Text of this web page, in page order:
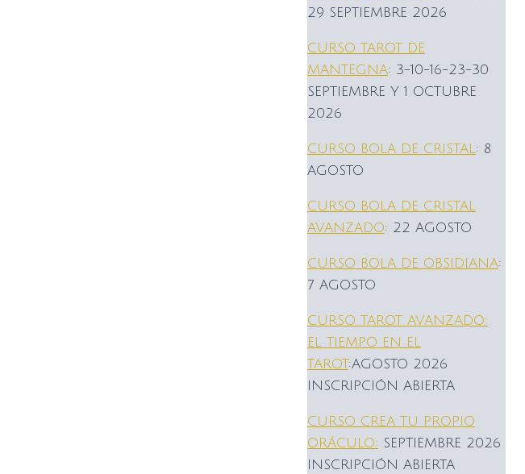
29 SEPTIEMBRE 2026
CURSO TAROT DE
MANTEGNA: 3-10-16-23-30
SEPTIEMBRE Y 1 OCTUBRE
2026
CURSO BOLA DE CRISTAL: 8
AGOSTO
CURSO BOLA DE CRISTAL
AVANZADO: 22 AGOSTO
CURSO BOLA DE OBSIDIANA:
7 AGOSTO
CURSO TAROT AVANZADO:
EL TIEMPO EN EL
TAROT:AGOSTO 2026
INSCRIPCIÓN ABIERTA
CURSO CREA TU PROPIO
ORÁCULO: SEPTIEMBRE 2026
INSCRIPCIÓN ABIERTA